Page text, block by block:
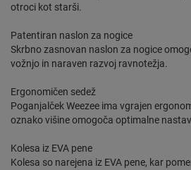
otroci kot starši.
Patentiran naslon za nogice
Skrbno zasnovan naslon za nogice
vožnjo in naraven razvoj ravnotežja.
Ergonomičen sedež
Poganjalček Weezee ima vgrajen
oznako višine omogoča optimalne
Kolesa iz EVA pene
Kolesa so narejena iz EVA pene, kar